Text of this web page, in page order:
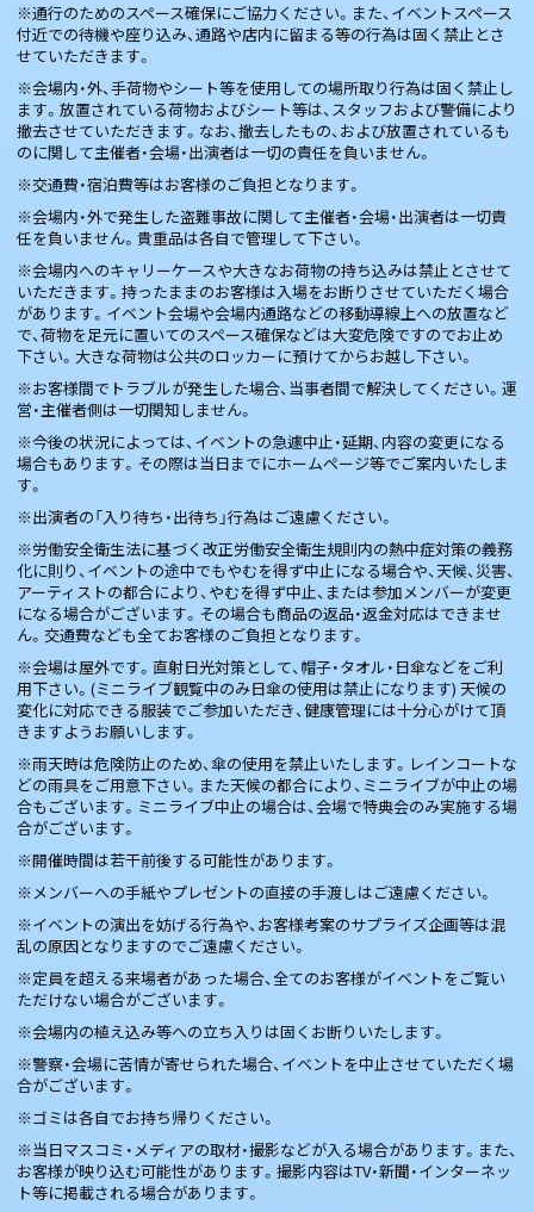
※通行のためのスペース確保にご協力ください。また、イベントスペース
付近での待機や座り込み、通路や店内に留まる等の行為は固く禁止とさ
せていただきます。
※会場内・外、手荷物やシート等を使用しての場所取り行為は固く禁止し
ます。放置されている荷物およびシート等は、スタッフおよび警備により
撤去させていただきます。なお、撤去したもの、および放置されているも
のに関して主催者・会場・出演者は一切の責任を負いません。
※交通費・宿泊費等はお客様のご負担となります。
※会場内・外で発生した盗難事故に関して主催者・会場・出演者は一切責
任を負いません。貴重品は各自で管理して下さい。
※会場内へのキャリーケースや大きなお荷物の持ち込みは禁止とさせて
いただきます。持ったままのお客様は入場をお断りさせていただく場合
があります。イベント会場や会場内通路などの移動導線上への放置など
で、荷物を足元に置いてのスペース確保などは大変危険ですのでお止め
下さい。大きな荷物は公共のロッカーに預けてからお越し下さい。
※お客様間でトラブルが発生した場合、当事者間で解決してください。運
営・主催者側は一切関知しません。
※今後の状況によっては、イベントの急遽中止・延期、内容の変更になる
場合もあります。その際は当日までにホームページ等でご案内いたしま
す。
※出演者の「入り待ち・出待ち」行為はご遠慮ください。
※労働安全衛生法に基づく改正労働安全衛生規則内の熱中症対策の義務
化に則り、イベントの途中でもやむを得ず中止になる場合や、天候、災害、
アーティストの都合により、やむを得ず中止、または参加メンバーが変更
になる場合がございます。その場合も商品の返品・返金対応はできませ
ん。交通費なども全てお客様のご負担となります。
※会場は屋外です。直射日光対策として、帽子・タオル・日傘などをご利
用下さい。(ミニライブ観覧中のみ日傘の使用は禁止になります) 天候の
変化に対応できる服装でご参加いただき、健康管理には十分心がけて頂
きますようお願いします。
※雨天時は危険防止のため、傘の使用を禁止いたします。レインコートな
どの雨具をご用意下さい。また天候の都合により、ミニライブが中止の場
合もございます。ミニライブ中止の場合は、会場で特典会のみ実施する場
合がございます。
※開催時間は若干前後する可能性があります。
※メンバーへの手紙やプレゼントの直接の手渡しはご遠慮ください。
※イベントの演出を妨げる行為や、お客様考案のサプライズ企画等は混
乱の原因となりますのでご遠慮ください。
※定員を超える来場者があった場合、全てのお客様がイベントをご覧い
ただけない場合がございます。
※会場内の植え込み等への立ち入りは固くお断りいたします。
※警察・会場に苦情が寄せられた場合、イベントを中止させていただく場
合がございます。
※ゴミは各自でお持ち帰りください。
※当日マスコミ・メディアの取材・撮影などが入る場合があります。また、
お客様が映り込む可能性があります。撮影内容はTV・新聞・インターネッ
ト等に掲載される場合があります。